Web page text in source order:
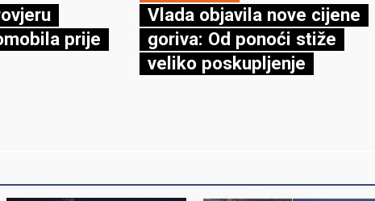
prije
Vlada objavila nove cijene
goriva: Od ponoći stiže
veliko poskupljenje